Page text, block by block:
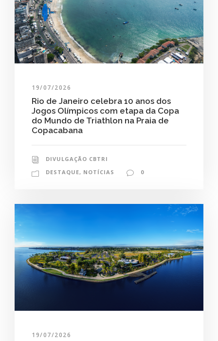
19/07/2026
Rio de Janeiro celebra 10 anos dos
Jogos Olímpicos com etapa da Copa
do Mundo de Triathlon na Praia de
Copacabana
DIVULGAÇÃO CBTRI
DESTAQUE, NOTÍCIAS 0
19/07/2026